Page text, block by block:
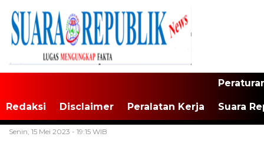
Redaksi Disclaimer Peralatan Kerja Suara
Senin, 15 Mei 2023 - 19:15 WIB